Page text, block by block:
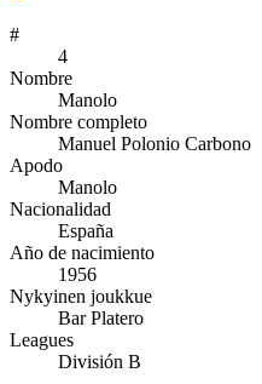
#
4
Nombre
Manolo
Nombre completo
Manuel Polonio Carbono
Apodo
Manolo
Nacionalidad
España
Año de nacimiento
1956
Nykyinen joukkue
Bar Platero
Leagues
División B